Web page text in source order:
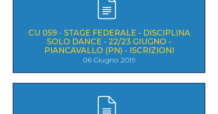
CU 059 - STAGE FEDERALE - DISCIPLINA
SOLO DANCE - 22/23 GIUGNO -
PIANCAVALLO (PN) - ISCRIZIONI
06 Giugno 2019